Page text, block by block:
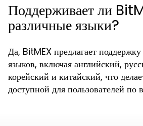
Поддерживает ли
различные языки?
Да, BitMEX предлагает
языков, включая английский,
корейский и китайский, что
доступной для пользователей по